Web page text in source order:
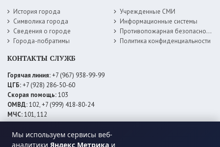
Мы используем сервисы веб-
аналитики Яндекс Метрика и
История города
Символика города
Сведения о городе
Города-побратимы
Учрежденные СМИ
Информационные системы
Противопожарная безопасность
Политика конфиденциальности
КОНТАКТЫ СЛУЖБ
Горячая линия:+7 (967) 938-99-99
ЦГБ:+7 (928) 286-50-60
Скорая помощь:103
ОМВД:102, +7 (999) 418-80-24
МЧС:101, 112
ЕДДС:+7 (928) 576-09-83
Электросети:+7 (800) 220-02-20
Даггаз:+7 (928) 980-64-04